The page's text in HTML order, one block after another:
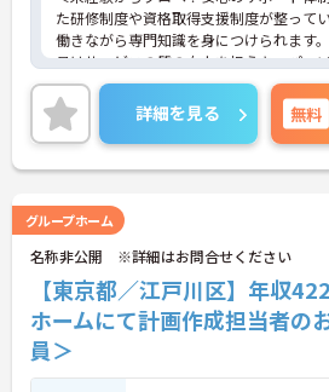
た研修制度や資格取得支援制度が整ってい
働きながら専門知識を身につけられます
員はサービスの質の向上を担うキーパー
様やご家族との関わりを通じて、自分自
も磨いていけるやりがいのあるお仕事で
＜夜勤なしでプライベートも充実！柔軟
勤務曜日は相談可能♪ライフスタイルに
き方が可能です。産休・育休制度も整っ
詳細を見る 無料
グループホーム
名称非公開 ※詳細はお問合せください
【東京都／江戸川区】年収
ホームにて計画作成担当者の
員＞